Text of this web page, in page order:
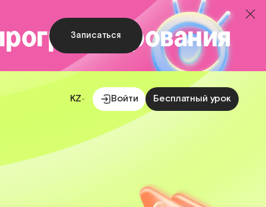
KZ Войти Бесплатный урок
Записаться